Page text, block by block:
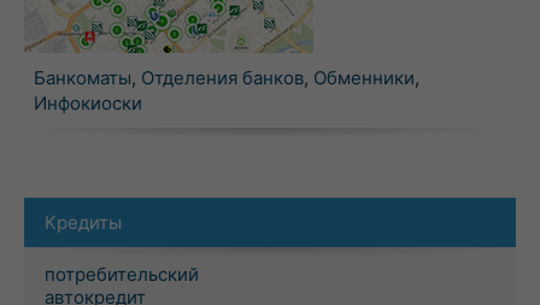
Банкоматы, Отделения банков, Обменники,
Инфокиоски
Кредиты
потребительский
автокредит